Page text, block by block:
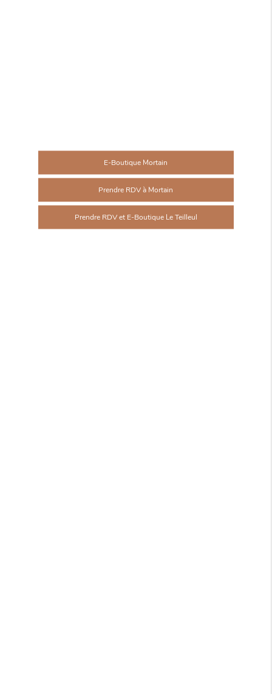
E-Boutique Mortain
Prendre RDV à Mortain
Prendre RDV et E-Boutique Le Teilleul